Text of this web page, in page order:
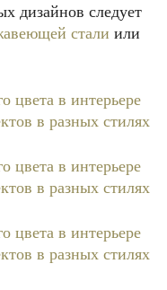
дизайнов следует
стали или